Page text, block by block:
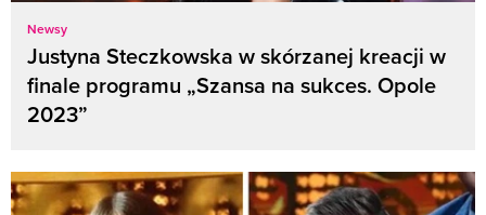
Newsy
Justyna Steczkowska w skórzanej kreacji w
finale programu „Szansa na sukces. Opole
2023”